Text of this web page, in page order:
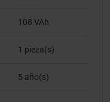
108 VAh
1 pieza(s)
5 año(s)